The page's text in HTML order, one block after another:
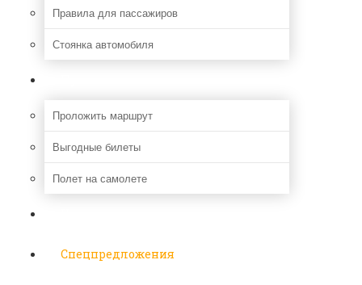
Правила для пассажиров
Стоянка автомобиля
Проложить маршрут
Выгодные билеты
Полет на самолете
Спецпредложения